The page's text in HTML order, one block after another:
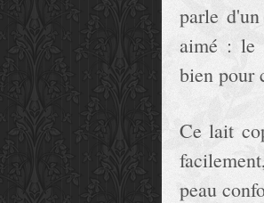
parle
aimé : le
bien pour
Ce lait
peau